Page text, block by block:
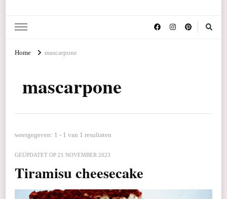
Home mascarpone
mascarpone
weergegeven: 1 - 1 van 1 resultaten
GEÜPDATET OP 21 NOVEMBER 2023
Tiramisu cheesecake